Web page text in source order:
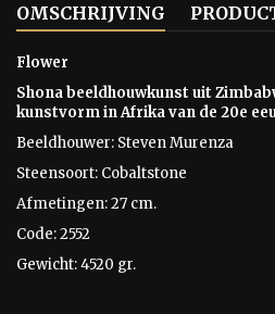
OMSCHRIJVING
Flower
Shona beeldhouwkunst uit
kunstvorm in Afrika van de 20e
Beeldhouwer: Steven Murenza
Steensoort: Cobaltstone
Afmetingen: 27 cm.
Code: 2552
Gewicht: 4520 gr.